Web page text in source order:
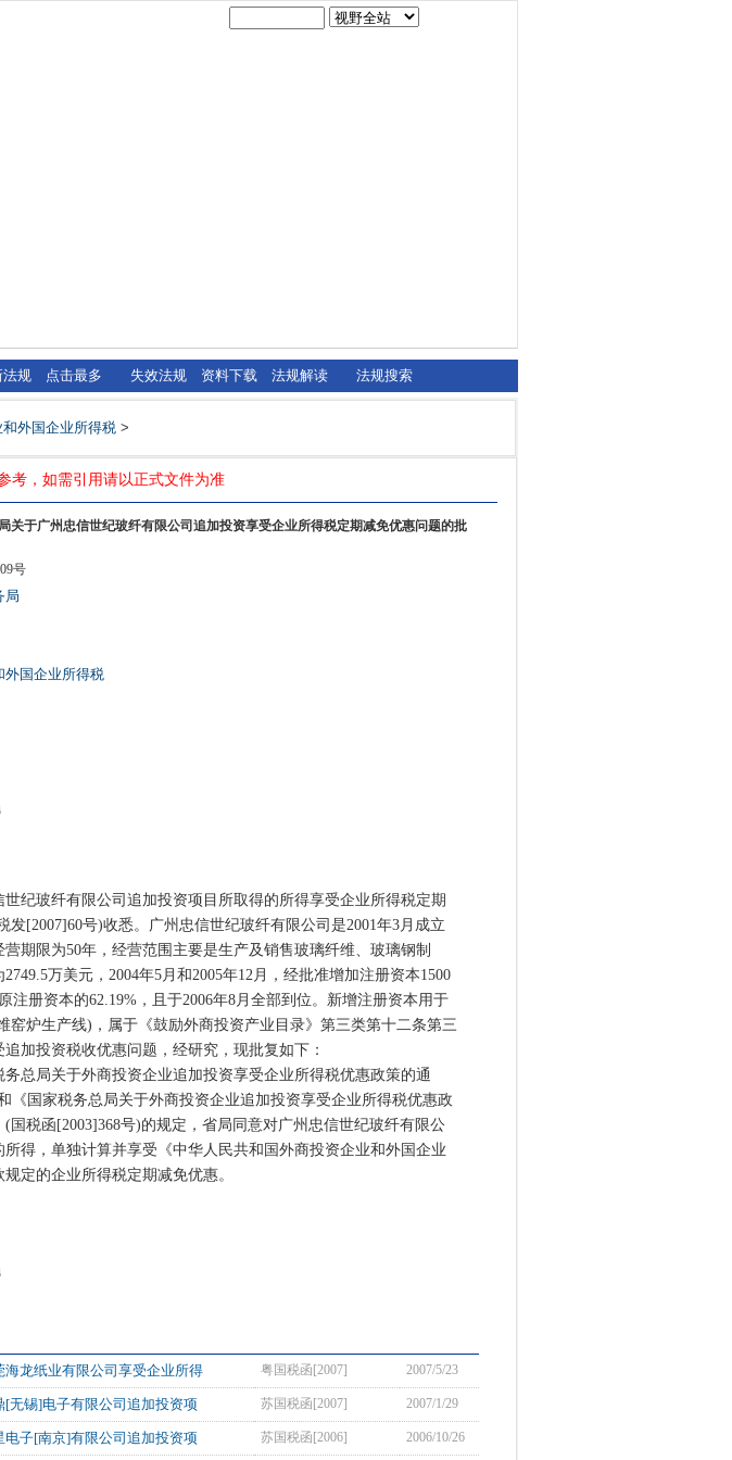
法规 点击最多 失效法规 资料下载 法规解读 法规搜索
外国企业所得税 >
考，如需引用请以正式文件为准
关于广州忠信世纪玻纤有限公司追加投资享受企业所得税定期减免优惠问题的批
号
局
外国企业所得税
玻纤有限公司追加投资项目所取得的所得享受企业所得税定期
发[2007]60号)收悉。广州忠信世纪玻纤有限公司是2001年3月成立
期限为50年，经营范围主要是生产及销售玻璃纤维、玻璃钢制
万美元，2004年5月和2005年12月，经批准增加注册资本1500
注册资本的62.19%，且于2006年8月全部到位。新增注册资本用于
窑炉生产线)，属于《鼓励外商投资产业目录》第三类第十二条第三
加投资税收优惠问题，经研究，现批复如下：
局关于外商投资企业追加投资享受企业所得税优惠政策的通
《国家税务总局关于外商投资企业追加投资享受企业所得税优惠政
国税函[2003]368号)的规定，省局同意对广州忠信世纪玻纤有限公
得，单独计算并享受《中华人民共和国外商投资企业和外国企业
定的企业所得税定期减免优惠。
龙纸业有限公司享受企业所得 粤国税函[2007] 2007/5/23
无锡]电子有限公司追加投资项 苏国税函[2007] 2007/1/29
子[南京]有限公司追加投资项 苏国税函[2006] 2006/10/26